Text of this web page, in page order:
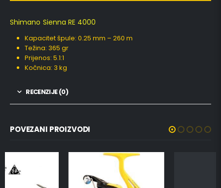
Shimano Sienna RE 4000
Kapacitet špule: 0.25 mm – 260 m
Težina: 365 gr
Prijenos: 5.1:1
Kočnica: 3 kg
RECENZIJE (0)
POVEZANI PROIZVODI